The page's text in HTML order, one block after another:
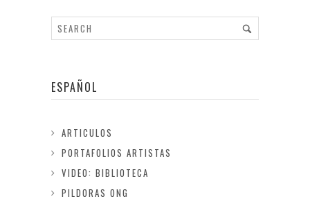
ESPAÑOL
ARTICULOS
PORTAFOLIOS ARTISTAS
VIDEO: BIBLIOTECA
PILDORAS ONG